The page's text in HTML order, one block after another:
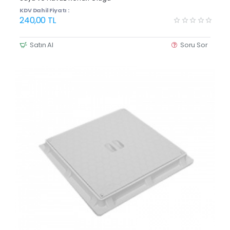
KDV Dahil Fiyatı :
240,00 TL
Satın Al Soru Sor